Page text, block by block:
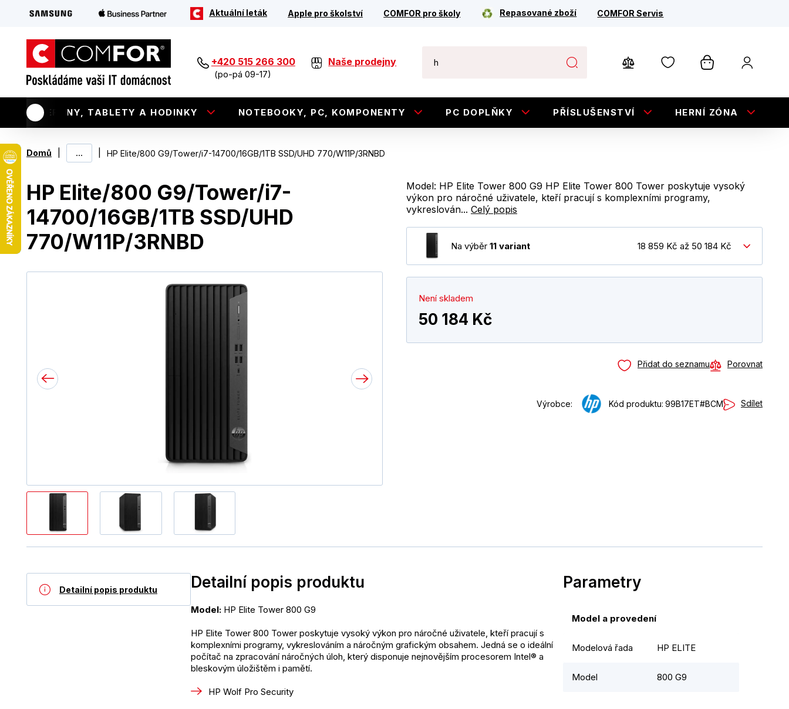
Aktuální leták Apple pro školství COMFOR pro školy Repasované zboží COMFOR Servis
+420 515 266 300
(po-pá 09-17)
Naše prodejny
TELEFONY, TABLETY A HODINKY NOTEBOOKY, PC, KOMPONENTY PC DOPLŇKY PŘÍSLUŠENSTVÍ HERNÍ ZÓNA
Domů ... HP Elite/800 G9/Tower/i7-14700/16GB/1TB SSD/UHD 770/W11P/3RNBD
HP Elite/800 G9/Tower/i7-
14700/16GB/1TB SSD/UHD
770/W11P/3RNBD
Model: HP Elite Tower 800 G9 HP Elite Tower 800 Tower poskytuje vysoký
výkon pro náročné uživatele, kteří pracují s komplexními programy,
vykreslován... Celý popis
Na výběr 11 variant 18 859 Kč až 50 184 Kč
Není skladem
50 184 Kč
Přidat do seznamu Porovnat
Výrobce: Kód produktu: 99B17ET#BCM Sdílet
Detailní popis produktu Detailní popis produktu
Model: HP Elite Tower 800 G9
HP Elite Tower 800 Tower poskytuje vysoký výkon pro náročné uživatele, kteří pracují s
komplexními programy, vykreslováním a náročným grafickým obsahem. Jedná se o ideální
počítač na zpracování náročných úloh, který disponuje nejnovějším procesorem Intel® a
bleskovým úložištěm i pamětí.
HP Wolf Pro Security
Parametry
Model a provedení
Modelová řada HP ELITE
Model 800 G9